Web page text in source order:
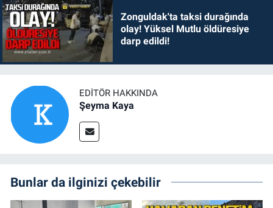
Zonguldak'ta taksi durağında
olay! Yüksel Mutlu öldüresiye
darp edildi!
EDITÖR HAKKINDA
Şeyma Kaya
Bunlar da ilginizi çekebilir